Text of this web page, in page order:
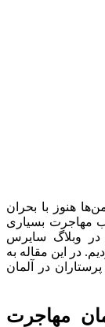
هنوز با بحران
مهاجرت بسیاری
در وبلاگ سایرس
در این مقاله به
در آلمان
مهاجرت